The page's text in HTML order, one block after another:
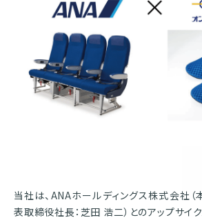
オンワードパーソナルスタイル
〒102－8115
東京都千代田区飯田橋二丁目10－
TEL：03-5226-1333
Copyright(C)2025 Onward Corporate
当社は、ANAホールディングス株式会社
表取締役社長：芝田 浩二）とのアップサイ